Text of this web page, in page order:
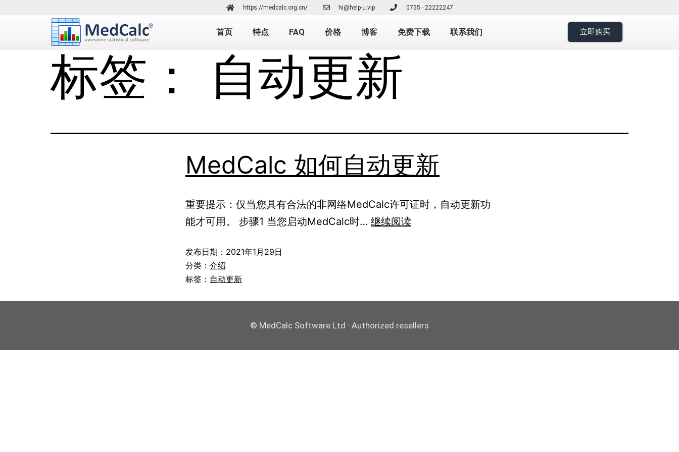
https://medcalc.org.cn/ hi@help-u.vip 0755 - 22222247
首页 特点 FAQ 价格 博客 免费下载 联系我们 立即购买
标签： 自动更新
MedCalc 如何自动更新
重要提示：仅当您具有合法的非网络MedCalc许可证时，自动更新功
能才可用。 步骤1 当您启动MedCalc时… 继续阅读
发布日期： 2021年1月29日
分类： 介绍
标签： 自动更新
© MedCalc Software Ltd · Authorized resellers